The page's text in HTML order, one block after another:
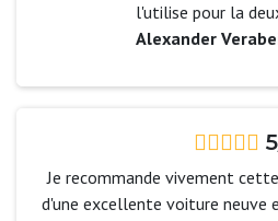
l'utilise pour la
Alexander
Je recommande vivement
d'une excellente voiture neuve